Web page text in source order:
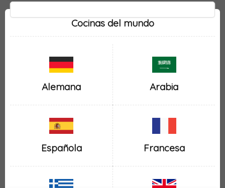
Cocinas del mundo
Alemana Arabia
Española Francesa